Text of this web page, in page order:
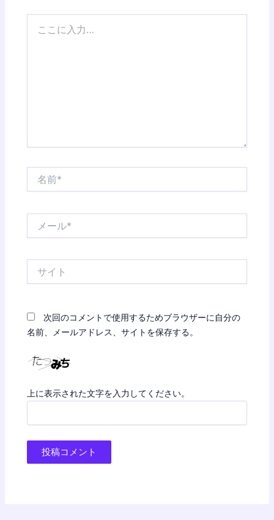
次回のコメントで使用するためブラウザーに自分の
名前、メールアドレス、サイトを保存する。
上に表示された文字を入力してください。